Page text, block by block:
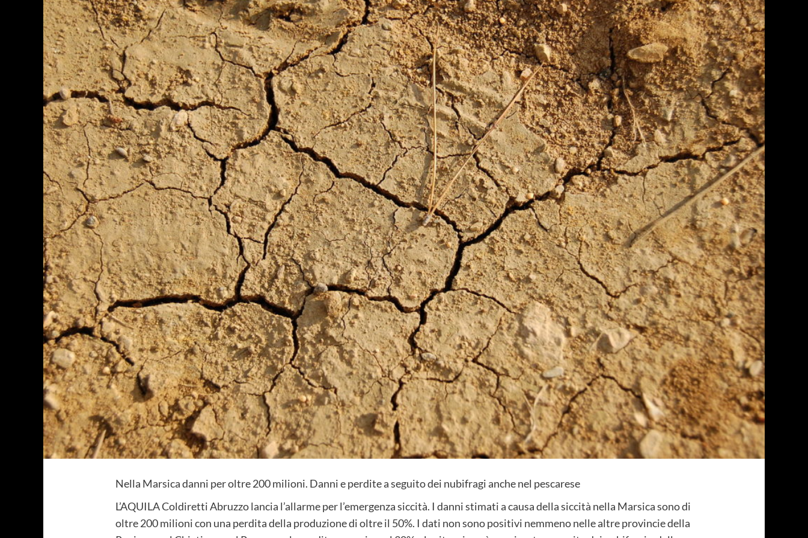
Nella Marsica danni per oltre 200 milioni. Danni e perdite a seguito dei nubifragi anche nel pescarese
L’AQUILA Coldiretti Abruzzo lancia l’allarme per l’emergenza siccità. I danni stimati a causa della siccità nella Marsica sono di
oltre 200 milioni con una perdita della produzione di oltre il 50%. I dati non sono positivi nemmeno nelle altre provincie della